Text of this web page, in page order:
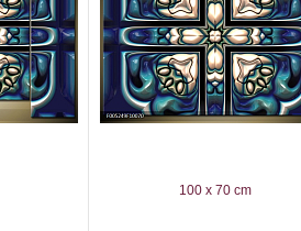
100 x 70 cm